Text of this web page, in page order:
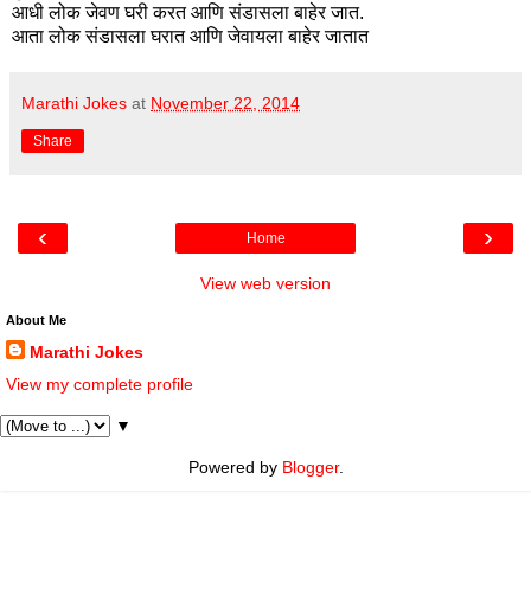
आधी लोक जेवण घरी करत आणि संडासला बाहेर जात.
आता लोक संडासला घरात आणि जेवायला बाहेर जातात
Marathi Jokes at November 22, 2014
Share
‹ ›
Home
View web version
About Me
Marathi Jokes
View my complete profile
▼
Powered by Blogger.